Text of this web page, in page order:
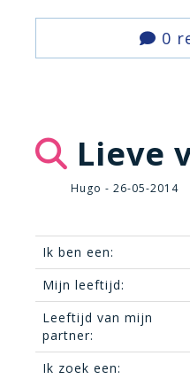
0
Lieve
Hugo - 26-05-2014
Ik ben een:
Mijn leeftijd:
Leeftijd van mijn
partner:
Ik zoek een: